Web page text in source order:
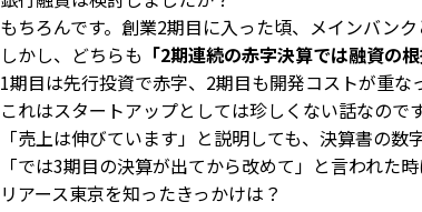
もちろんです。創業2期目に入った頃、メインバン
しかし、どちらも 「2期連続の赤字決算では融資の
1期目は先行投資で赤字、2期目も開発コストが重な
これはスタートアップとしては珍しくない話なので
「売上は伸びています」と説明しても、決算書の数
「では3期目の決算が出てから改めて」と言われた
リアース東京を知ったきっかけは？